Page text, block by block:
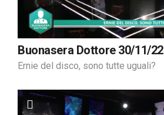
Buonasera Dottore 30/11/22
Ernie del disco, sono tutte uguali?